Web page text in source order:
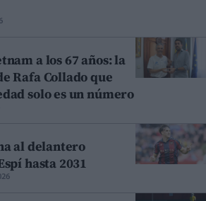
a los 67 años: la
Rafa Collado que
solo es un número
al delantero
hasta 2031